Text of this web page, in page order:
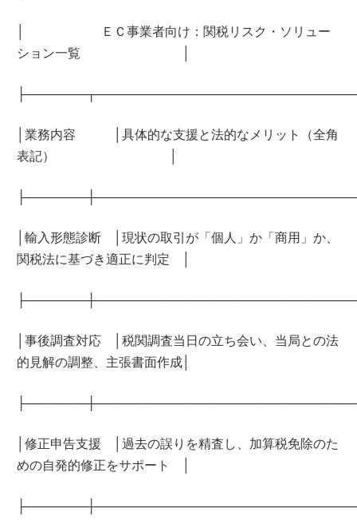
│ ＥＣ事業者向け：関税リスク・ソリュー
ション一覧 │
│業務内容 │具体的な支援と法的なメリット（全角
表記） │
│輸入形態診断 │現状の取引が「個人」か「商用」か、
関税法に基づき適正に判定 │
│事後調査対応 │税関調査当日の立ち会い、当局との法
的見解の調整、主張書面作成│
│修正申告支援 │過去の誤りを精査し、加算税免除のた
めの自発的修正をサポート │